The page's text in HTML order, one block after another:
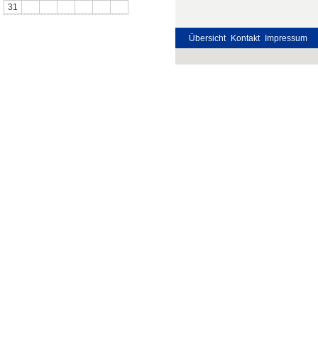
31
Übersicht Kontakt Impressum